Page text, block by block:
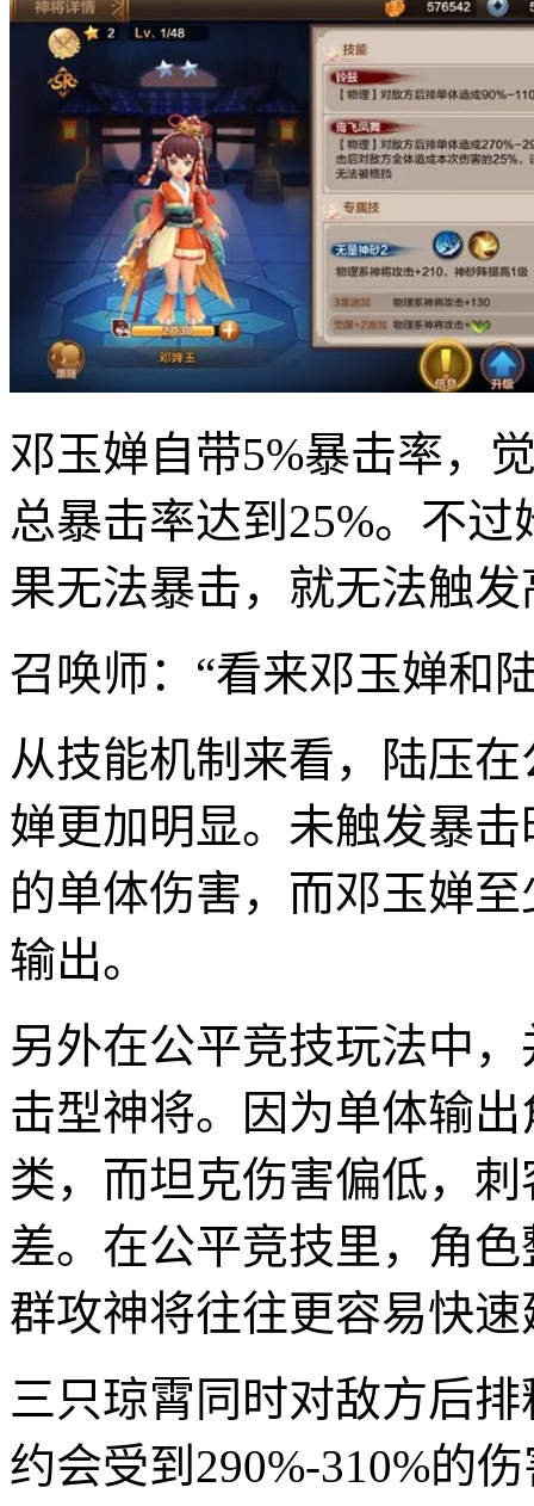
邓玉婵自带5%暴击率，
总暴击率达到25%。不
果无法暴击，就无法触
召唤师：“看来邓玉婵和
从技能机制来看，陆压
婵更加明显。未触发暴
的单体伤害，而邓玉婵
输出。
另外在公平竞技玩法中
击型神将。因为单体输
类，而坦克伤害偏低，
差。在公平竞技里，角
群攻神将往往更容易快
三只琼霄同时对敌方后
约会受到290%-310%的